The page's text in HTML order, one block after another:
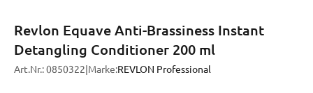
Revlon Equave Anti-Brassiness Instant
Detangling Conditioner 200 ml
Art.Nr.:0850322 Marke:REVLON Professional